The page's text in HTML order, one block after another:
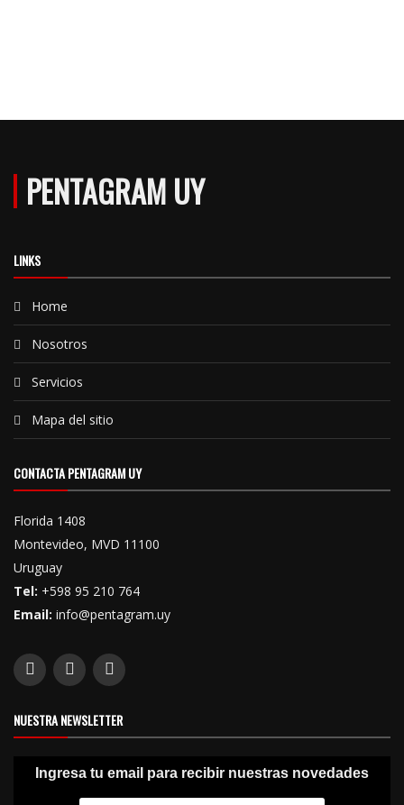
PENTAGRAM UY
LINKS
Home
Nosotros
Servicios
Mapa del sitio
CONTACTA PENTAGRAM UY
Florida 1408
Montevideo, MVD 11100
Uruguay
Tel: +598 95 210 764
Email: info@pentagram.uy
NUESTRA NEWSLETTER
Ingresa tu email para recibir nuestras novedades